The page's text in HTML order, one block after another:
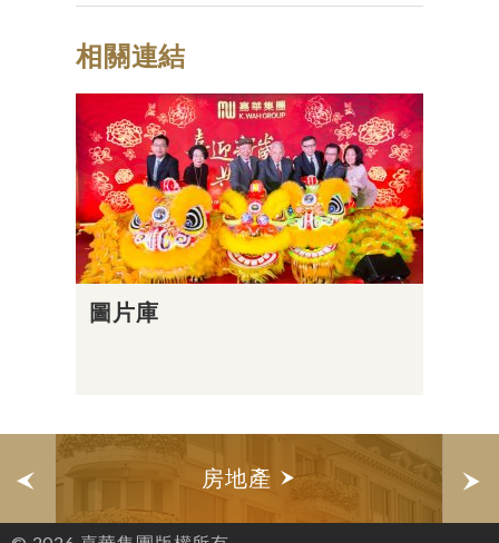
相關連結
圖片庫
房地產